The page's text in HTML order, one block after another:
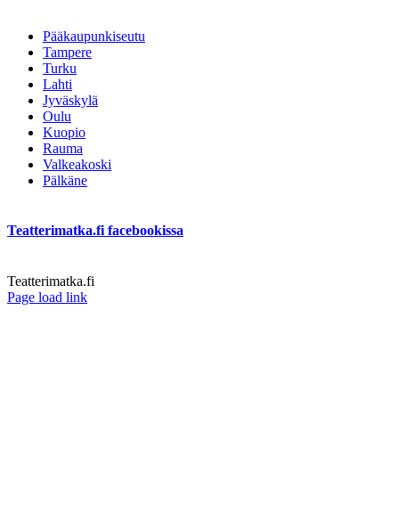
Pääkaupunkiseutu
Tampere
Turku
Lahti
Jyväskylä
Oulu
Kuopio
Rauma
Valkeakoski
Pälkäne
Teatterimatka.fi facebookissa
Teatterimatka.fi
Facebook
Page load link